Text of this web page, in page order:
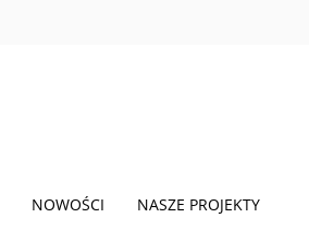
NOWOŚCI NASZE PROJEKTY